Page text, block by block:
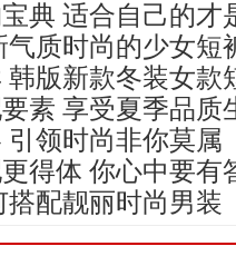
典 适合自己的才
质时尚的少女短
版新款冬装女款
素 享受夏季品质
领时尚非你莫属
得体 你心中要有
配靓丽时尚男装